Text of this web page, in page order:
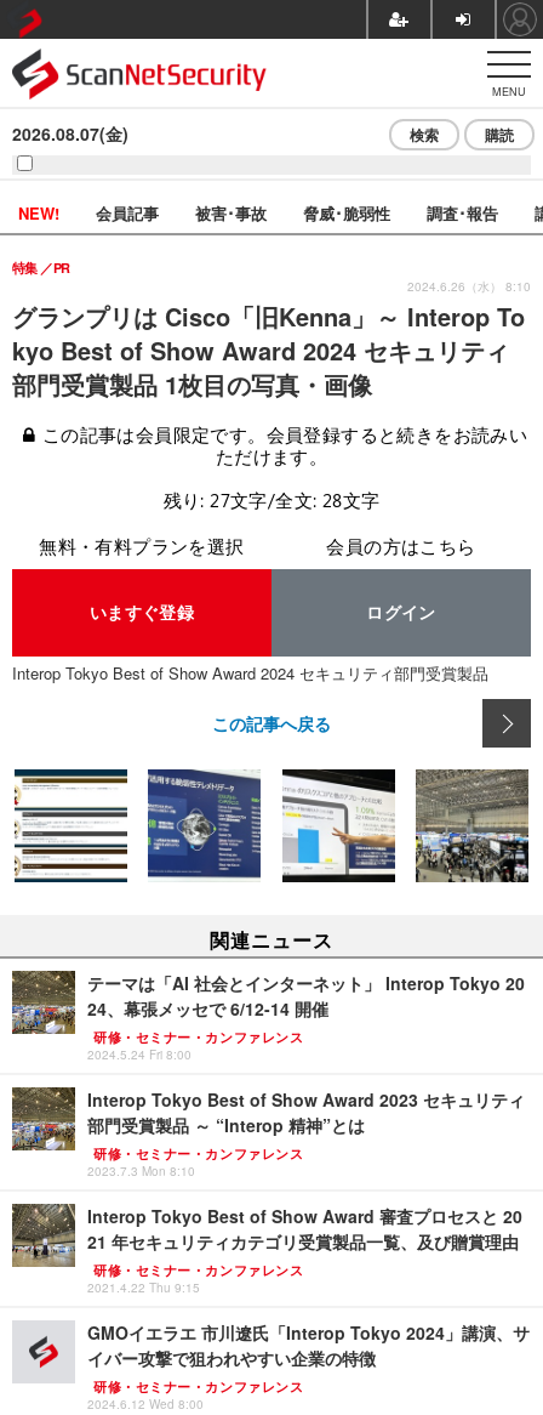
MENU
2026.08.07(金) 検索 購読
NEW! 会員記事 被害･事故 脅威･脆弱性 調査･報告
グランプリは Cisco「旧Kenna」～ Interop To
kyo Best of Show Award 2024 セキュリティ
部門受賞製品 1枚目の写真・画像
特集 PR
2024.6.26（水） 8:10
この記事は会員限定です。会員登録すると続きをお読みい
ただけます。
残り: 27文字/全文: 28文字
無料・有料プランを選択
いますぐ登録
会員の方はこちら
ログイン
Interop Tokyo Best of Show Award 2024 セキュリティ部門受賞製品
この記事へ戻る
関連ニュース
テーマは「AI 社会とインターネット」 Interop Tokyo 20
24、幕張メッセで 6/12-14 開催
研修・セミナー・カンファレンス
2024.5.24 Fri 8:00
Interop Tokyo Best of Show Award 2023 セキュリティ
部門受賞製品 ～ “Interop 精神”とは
研修・セミナー・カンファレンス
2023.7.3 Mon 8:10
Interop Tokyo Best of Show Award 審査プロセスと 20
21 年セキュリティカテゴリ受賞製品一覧、及び贈賞理由
研修・セミナー・カンファレンス
2021.4.22 Thu 9:15
GMOイエラエ 市川遼氏「Interop Tokyo 2024」講演、サ
イバー攻撃で狙われやすい企業の特徴
研修・セミナー・カンファレンス
2024.6.12 Wed 8:00